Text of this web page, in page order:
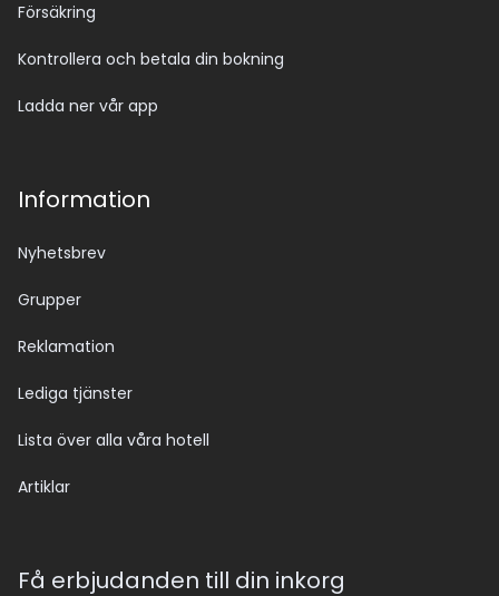
Försäkring
Kontrollera och betala din bokning
Ladda ner vår app
Information
Nyhetsbrev
Grupper
Reklamation
Lediga tjänster
Lista över alla våra hotell
Artiklar
Få erbjudanden till din inkorg